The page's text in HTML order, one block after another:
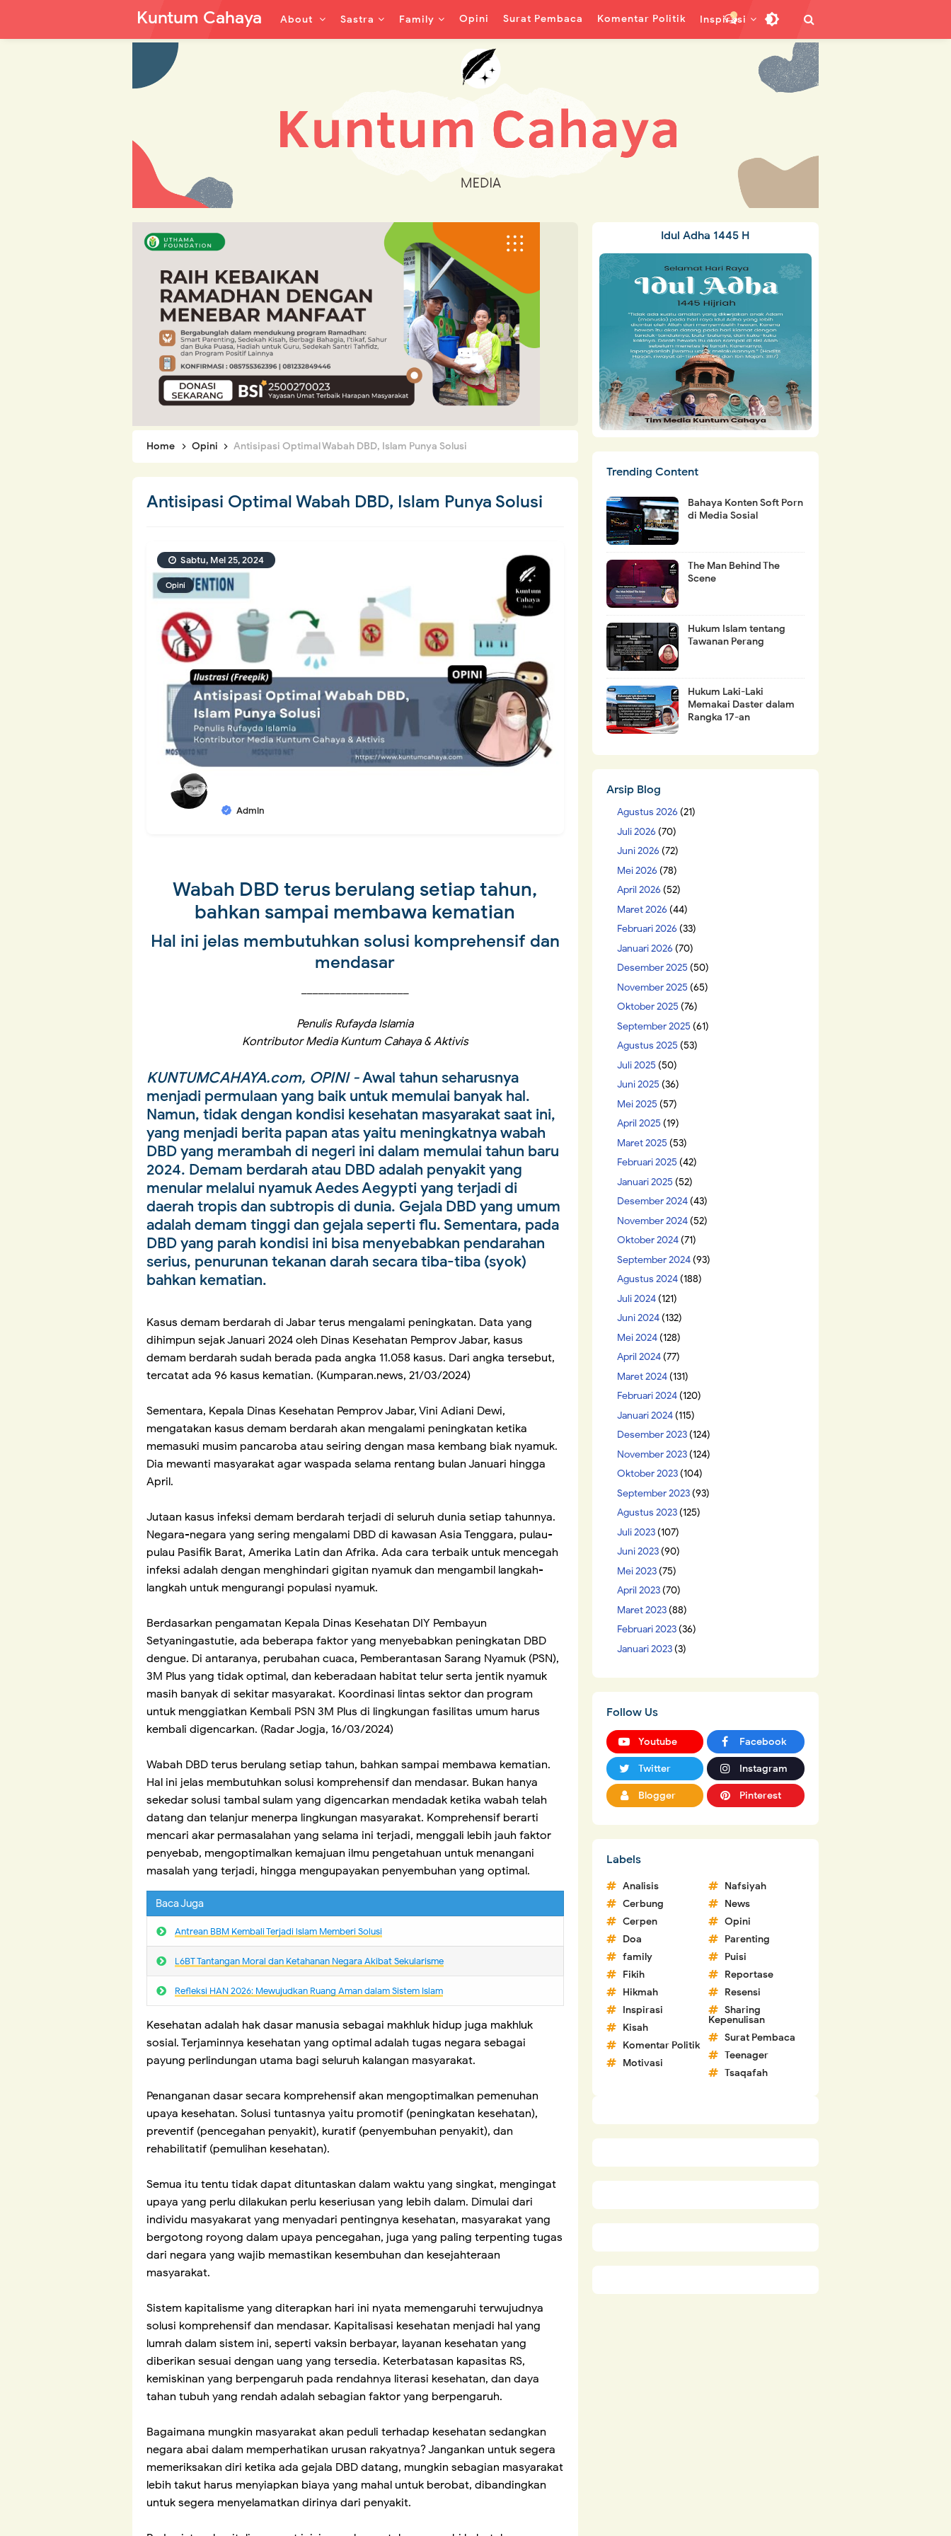
Kuntum Cahaya About Sastra Family Opini Surat Pembaca Komentar Politik Inspirasi
Home Opini Antisipasi Optimal Wabah DBD, Islam Punya Solusi
Antisipasi Optimal Wabah DBD, Islam Punya Solusi
Opini
Admin
Sabtu, Mei 25, 2024
Wabah DBD terus berulang setiap tahun,
bahkan sampai membawa kematian
Hal ini jelas membutuhkan solusi komprehensif dan
mendasar
Penulis Rufayda Islamia
Kontributor Media Kuntum Cahaya & Aktivis
KUNTUMCAHAYA.com, OPINI -Awal tahun seharusnya
menjadi permulaan yang baik untuk memulai banyak hal.
Namun, tidak dengan kondisi kesehatan masyarakat saat ini,
yang menjadi berita papan atas yaitu meningkatnya wabah
DBD yang merambah di negeri ini dalam memulai tahun baru
2024. Demam berdarah atau DBD adalah penyakit yang
menular melalui nyamuk Aedes Aegypti yang terjadi di
daerah tropis dan subtropis di dunia. Gejala DBD yang umum
adalah demam tinggi dan gejala seperti flu. Sementara, pada
DBD yang parah kondisi ini bisa menyebabkan pendarahan
serius, penurunan tekanan darah secara tiba-tiba (syok)
bahkan kematian.
Kasus demam berdarah di Jabar terus mengalami peningkatan. Data yang
dihimpun sejak Januari 2024 oleh Dinas Kesehatan Pemprov Jabar, kasus
demam berdarah sudah berada pada angka 11.058 kasus. Dari angka tersebut,
tercatat ada 96 kasus kematian. (Kumparan.news, 21/03/2024)
Sementara, Kepala Dinas Kesehatan Pemprov Jabar, Vini Adiani Dewi,
mengatakan kasus demam berdarah akan mengalami peningkatan ketika
memasuki musim pancaroba atau seiring dengan masa kembang biak nyamuk.
Dia mewanti masyarakat agar waspada selama rentang bulan Januari hingga
April.
Jutaan kasus infeksi demam berdarah terjadi di seluruh dunia setiap tahunnya.
Negara-negara yang sering mengalami DBD di kawasan Asia Tenggara, pulau-
pulau Pasifik Barat, Amerika Latin dan Afrika. Ada cara terbaik untuk mencegah
infeksi adalah dengan menghindari gigitan nyamuk dan mengambil langkah-
langkah untuk mengurangi populasi nyamuk.
Berdasarkan pengamatan Kepala Dinas Kesehatan DIY Pembayun
Setyaningastutie, ada beberapa faktor yang menyebabkan peningkatan DBD
dengue. Di antaranya, perubahan cuaca, Pemberantasan Sarang Nyamuk (PSN),
3M Plus yang tidak optimal, dan keberadaan habitat telur serta jentik nyamuk
masih banyak di sekitar masyarakat. Koordinasi lintas sektor dan program
untuk menggiatkan Kembali PSN 3M Plus di lingkungan fasilitas umum harus
kembali digencarkan. (Radar Jogja, 16/03/2024)
Wabah DBD terus berulang setiap tahun, bahkan sampai membawa kematian.
Hal ini jelas membutuhkan solusi komprehensif dan mendasar. Bukan hanya
sekedar solusi tambal sulam yang digencarkan mendadak ketika wabah telah
datang dan telanjur menerpa lingkungan masyarakat. Komprehensif berarti
mencari akar permasalahan yang selama ini terjadi, menggali lebih jauh faktor
penyebab, mengoptimalkan kemajuan ilmu pengetahuan untuk menangani
masalah yang terjadi, hingga mengupayakan penyembuhan yang optimal.
Baca Juga
Antrean BBM Kembali Terjadi lslam Memberi Solusi
L6BT Tantangan Moral dan Ketahanan Negara Akibat Sekularisme
Refleksi HAN 2026: Mewujudkan Ruang Aman dalam Sistem Islam
Kesehatan adalah hak dasar manusia sebagai makhluk hidup juga makhluk
sosial. Terjaminnya kesehatan yang optimal adalah tugas negara sebagai
payung perlindungan utama bagi seluruh kalangan masyarakat.
Penanganan dasar secara komprehensif akan mengoptimalkan pemenuhan
upaya kesehatan. Solusi tuntasnya yaitu promotif (peningkatan kesehatan),
preventif (pencegahan penyakit), kuratif (penyembuhan penyakit), dan
rehabilitatif (pemulihan kesehatan).
Semua itu tentu tidak dapat dituntaskan dalam waktu yang singkat, mengingat
upaya yang perlu dilakukan perlu keseriusan yang lebih dalam. Dimulai dari
individu masyakarat yang menyadari pentingnya kesehatan, masyarakat yang
bergotong royong dalam upaya pencegahan, juga yang paling terpenting tugas
dari negara yang wajib memastikan kesembuhan dan kesejahteraan
masyarakat.
Sistem kapitalisme yang diterapkan hari ini nyata memengaruhi terwujudnya
solusi komprehensif dan mendasar. Kapitalisasi kesehatan menjadi hal yang
lumrah dalam sistem ini, seperti vaksin berbayar, layanan kesehatan yang
diberikan sesuai dengan uang yang tersedia. Keterbatasan kapasitas RS,
kemiskinan yang berpengaruh pada rendahnya literasi kesehatan, dan daya
tahan tubuh yang rendah adalah sebagian faktor yang berpengaruh.
Bagaimana mungkin masyarakat akan peduli terhadap kesehatan sedangkan
negara abai dalam memperhatikan urusan rakyatnya? Jangankan untuk segera
memeriksakan diri ketika ada gejala DBD datang, mungkin sebagian masyarakat
lebih takut harus menyiapkan biaya yang mahal untuk berobat, dibandingkan
untuk segera menyelamatkan dirinya dari penyakit.
Idul Adha 1445 H
Trending Content
Bahaya Konten Soft Porn
di Media Sosial
The Man Behind The
Scene
Hukum Islam tentang
Tawanan Perang
Hukum Laki-Laki
Memakai Daster dalam
Rangka 17-an
Arsip Blog
Agustus 2026 (21)
Juli 2026 (70)
Juni 2026 (72)
Mei 2026 (78)
April 2026 (52)
Maret 2026 (44)
Februari 2026 (33)
Januari 2026 (70)
Desember 2025 (50)
November 2025 (65)
Oktober 2025 (76)
September 2025 (61)
Agustus 2025 (53)
Juli 2025 (50)
Juni 2025 (36)
Mei 2025 (57)
April 2025 (19)
Maret 2025 (53)
Februari 2025 (42)
Januari 2025 (52)
Desember 2024(43)
November 2024(52)
Oktober 2024(71)
September 2024(93)
Agustus 2024(188)
Juli 2024(121)
Juni 2024(132)
Mei 2024(128)
April 2024(77)
Maret 2024(131)
Februari 2024(120)
Januari 2024(115)
Desember 2023(124)
November 2023(124)
Oktober 2023(104)
September 2023(93)
Agustus 2023(125)
Juli 2023(107)
Juni 2023(90)
Mei 2023(75)
April 2023(70)
Maret 2023(88)
Februari 2023(36)
Januari 2023(3)
Follow Us
Youtube Facebook
Twitter Instagram
Blogger Pinterest
Labels
Analisis
Cerbung
Cerpen
Doa
family
Fikih
Hikmah
Inspirasi
Kisah
Komentar Politik
Motivasi
Nafsiyah
News
Opini
Parenting
Puisi
Reportase
Resensi
Sharing
Kepenulisan
Surat Pembaca
Teenager
Tsaqafah